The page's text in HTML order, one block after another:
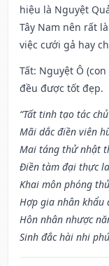
hiệu là Nguyệt
Tây Nam nên rất
việc cưới gả hay
Tất: Nguyệt Ô
đều được tốt đẹp.
“Tất tinh tạo tác
Mãi dắc điền viên
Mai táng thử nhật
Điền tàm đại thực
Khai môn phóng
Hợp gia nhân khẩu
Hôn nhân nhược
Sinh đắc hài nhi